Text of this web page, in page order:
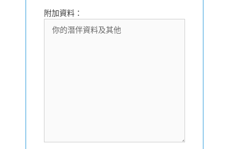
附加資料：